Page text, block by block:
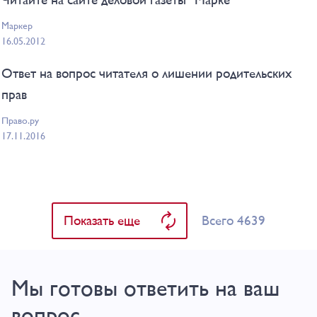
Маркер
16.05.2012
Ответ на вопрос читателя о лишении родительских
прав
Право.ру
17.11.2016
Показать еще Всего 4639
Мы готовы ответить на ваш